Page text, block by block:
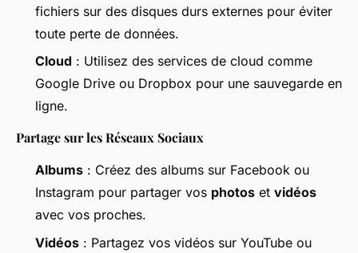
fichiers sur des disques durs externes pour éviter
toute perte de données.
Cloud : Utilisez des services de cloud comme
Google Drive ou Dropbox pour une sauvegarde en
ligne.
Partage sur les Réseaux Sociaux
Albums : Créez des albums sur Facebook ou
Instagram pour partager vos photos et vidéos
avec vos proches.
Vidéos : Partagez vos vidéos sur YouTube ou